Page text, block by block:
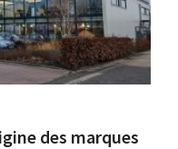
des marques